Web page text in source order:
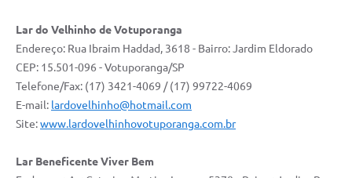
Lar do Velhinho de Votuporanga
Endereço: Rua Ibraim Haddad, 3618 - Bairro: Jardim Eldorado
CEP: 15.501-096 - Votuporanga/SP
Telefone/Fax: (17) 3421-4069 / (17) 99722-4069
E-mail: lardovelhinho@hotmail.com
Site:www.lardovelhinhovotuporanga.com.br
Lar Beneficente Viver Bem